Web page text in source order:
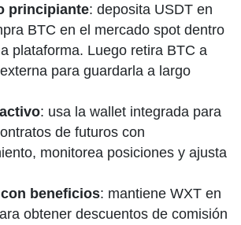
principiante: deposita USDT en
BTC en el mercado spot dentro
plataforma. Luego retira BTC a
para guardarla a largo
: usa la wallet integrada para
de futuros con
monitorea posiciones y ajusta
beneficios: mantiene WXT en
obtener descuentos de comisión